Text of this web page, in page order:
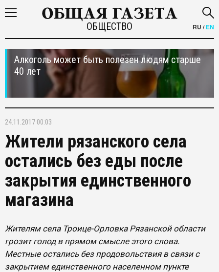
ОБЩЕСТВО RU /EN
Алкоголь может быть полезен людям старше
40 лет
24.11.2017 00:03
Жители рязанского села
остались без еды после
закрытия единственного
магазина
Жителям села Троице-Орловка Рязанской области
грозит голод в прямом смысле этого слова.
Местные остались без продовольствия в связи с
закрытием единственного населенном пункте